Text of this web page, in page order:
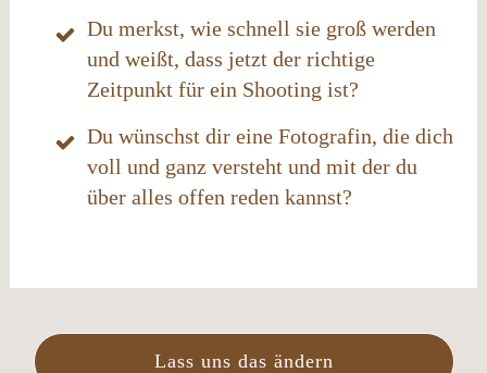
Du merkst, wie schnell sie groß werden
und weißt, dass jetzt der richtige
Zeitpunkt für ein Shooting ist?
Du wünschst dir eine Fotografin, die dich
voll und ganz versteht und mit der du
über alles offen reden kannst?
Lass uns das ändern